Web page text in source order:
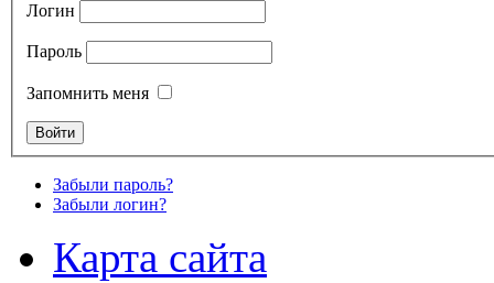
Логин
Пароль
Запомнить меня
Забыли пароль?
Забыли логин?
Карта сайта